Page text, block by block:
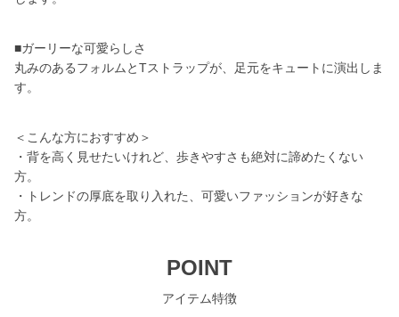
■ガーリーな可愛らしさ
丸みのあるフォルムとTストラップが、足元をキュートに演出しま
す。
＜こんな方におすすめ＞
・背を高く見せたいけれど、歩きやすさも絶対に諦めたくない
方。
・トレンドの厚底を取り入れた、可愛いファッションが好きな
方。
POINT
アイテム特徴